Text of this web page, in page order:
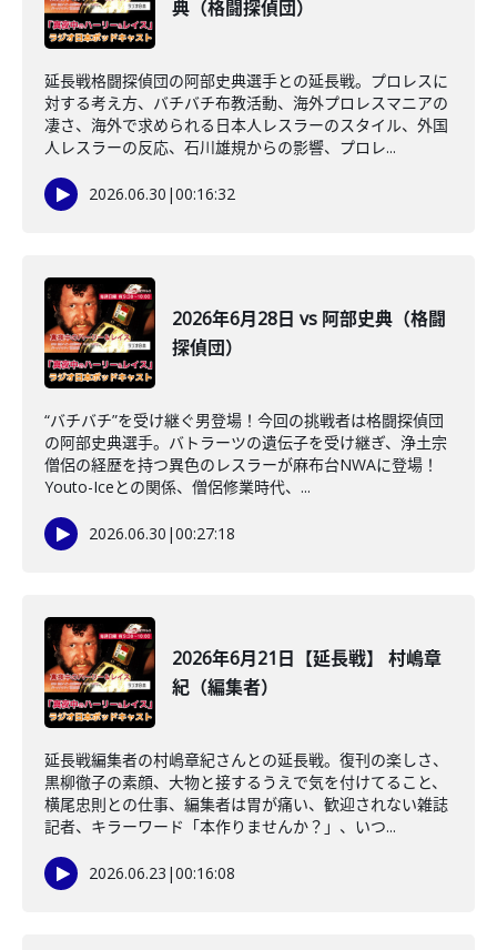
典（格闘探偵団）
延長戦格闘探偵団の阿部史典選手との延長戦。プロレスに
対する考え方、バチバチ布教活動、海外プロレスマニアの
凄さ、海外で求められる日本人レスラーのスタイル、外国
人レスラーの反応、石川雄規からの影響、プロレ...
2026.06.30 |00:16:32
2026年6月28日 vs 阿部史典（格闘
探偵団）
“バチバチ”を受け継ぐ男登場！今回の挑戦者は格闘探偵団
の阿部史典選手。バトラーツの遺伝子を受け継ぎ、浄土宗
僧侶の経歴を持つ異色のレスラーが麻布台NWAに登場！
Youto-Iceとの関係、僧侶修業時代、...
2026.06.30 |00:27:18
2026年6月21日【延長戦】 村嶋章
紀（編集者）
延長戦編集者の村嶋章紀さんとの延長戦。復刊の楽しさ、
黒柳徹子の素顔、大物と接するうえで気を付けてること、
横尾忠則との仕事、編集者は胃が痛い、歓迎されない雑誌
記者、キラーワード「本作りませんか？」、いつ...
2026.06.23 |00:16:08